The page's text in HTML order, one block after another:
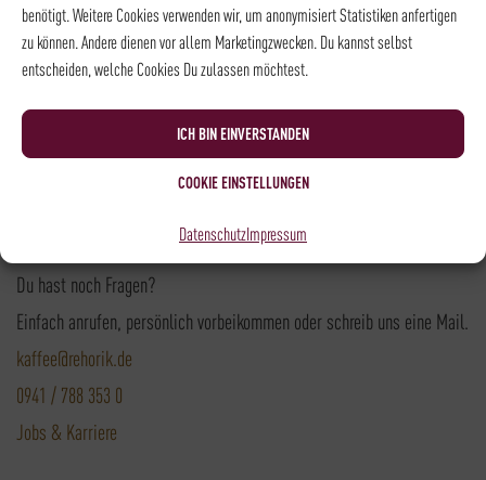
benötigt. Weitere Cookies verwenden wir, um anonymisiert Statistiken anfertigen
zu können. Andere dienen vor allem Marketingzwecken. Du kannst selbst
entscheiden, welche Cookies Du zulassen möchtest.
ICH BIN EINVERSTANDEN
COOKIE EINSTELLUNGEN
DatenschutzImpressum
Versandkosten DHL: 6,5 €
Kostenloser Versand mit DHL ab: 55 €
* Alle Preise sind inkl. MwSt., zzgl.Versand
Du hast noch Fragen?
Einfach anrufen, persönlich vorbeikommen oder schreib uns eine Mail.
kaffee@rehorik.de
0941 / 788 353 0
Jobs & Karriere